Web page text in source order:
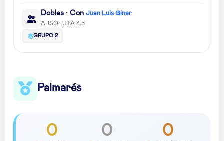
Dobles · Con Juan Luis Giner
ABSOLUTA 3.5
GRUPO 2
Palmarés
0 0 0